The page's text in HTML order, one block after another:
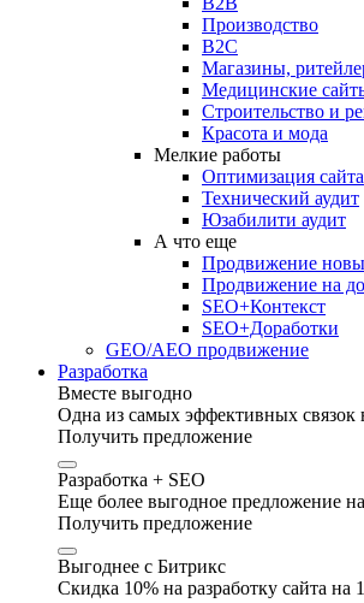
Производство
B2C
Магазины,
Медицинские
Строительство и
Красота и мода
Мелкие работы
Оптимизация сайта
Технический аудит
Юзабилити аудит
А что еще
Продвижение
Продвижение на
SEO+Контекст
SEO+Доработки
GEO/AEO продвижение
Разработка
Вместе выгодно
Одна из самых эффективных связок
Получить предложение
Разработка + SEO
Еще более выгодное предложение
Получить предложение
Выгоднее с Битрикс
Скидка 10% на разработку сайта на